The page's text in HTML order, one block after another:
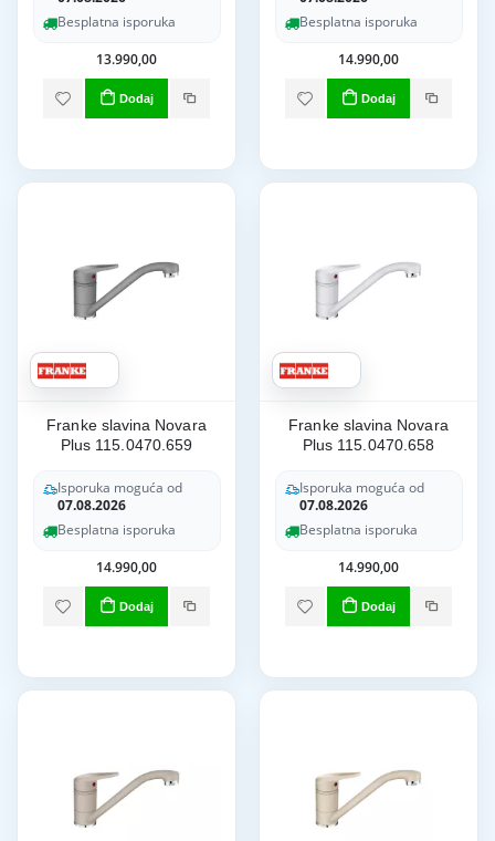
Besplatna isporuka
13.990,00
Dodaj
Besplatna isporuka
14.990,00
Dodaj
Franke slavina Novara
Plus 115.0470.659
Isporuka moguća od
07.08.2026
Besplatna isporuka
14.990,00
Dodaj
Franke slavina Novara
Plus 115.0470.658
Isporuka moguća od
07.08.2026
Besplatna isporuka
14.990,00
Dodaj